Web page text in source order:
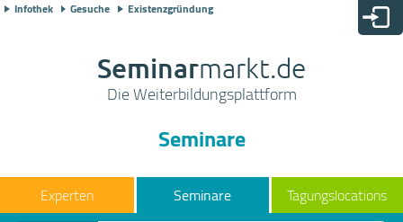
Infothek Gesuche Existenzgründung
Seminarmarkt.de
Die Weiterbildungsplattform
Seminare
Seminare Tagungslocations